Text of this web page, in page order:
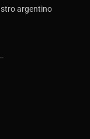
argentino